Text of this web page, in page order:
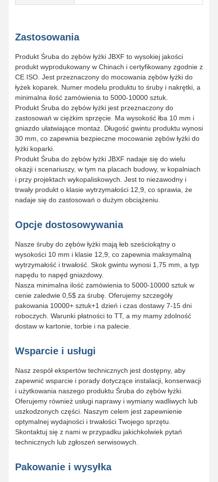
Zastosowania
Produkt Śruba do zębów łyżki JBXF to wysokiej jakości
produkt wyprodukowany w Chinach i certyfikowany zgodnie z
CE ISO. Jest przeznaczony do mocowania zębów łyżki do
łyżek koparek. Numer modelu produktu to śruby i nakrętki, a
minimalna ilość zamówienia to 5000-10000 sztuk.
Produkt Śruba do zębów łyżki jest przeznaczony do
zastosowań w ciężkim sprzęcie. Ma wysokość łba 10 mm i
gniazdo ułatwiające montaż. Długość gwintu produktu wynosi
30 mm, co zapewnia bezpieczne mocowanie zębów łyżki do
łyżki koparki.
Produkt Śruba do zębów łyżki JBXF nadaje się do wielu
okazji i scenariuszy, w tym na placach budowy, w kopalniach
i przy projektach wykopaliskowych. Jest to niezawodny i
trwały produkt o klasie wytrzymałości 12,9, co sprawia, że
nadaje się do zastosowań o dużym obciążeniu.
Opcje dostosowywania
Nasze śruby do zębów łyżki mają łeb sześciokątny o
wysokości 10 mm i klasie 12,9, co zapewnia maksymalną
wytrzymałość i trwałość. Skok gwintu wynosi 1,75 mm, a typ
napędu to napęd gniazdowy.
Nasza minimalna ilość zamówienia to 5000-10000 sztuk w
cenie zaledwie 0,5$ za śrubę. Oferujemy szczegóły
pakowania 10000+ sztuk+1 dzień i czas dostawy 7-15 dni
roboczych. Warunki płatności to TT, a my mamy zdolność
dostaw w kartonie, torbie i na palecie.
Wsparcie i usługi
Nasz zespół ekspertów technicznych jest dostępny, aby
zapewnić wsparcie i porady dotyczące instalacji, konserwacji
i użytkowania naszego produktu Śruba do zębów łyżki.
Oferujemy również usługi naprawy i wymiany wadliwych lub
uszkodzonych części. Naszym celem jest zapewnienie
optymalnej wydajności i trwałości Twojego sprzętu.
Skontaktuj się z nami w przypadku jakichkolwiek pytań
technicznych lub zgłoszeń serwisowych.
Pakowanie i wysyłka